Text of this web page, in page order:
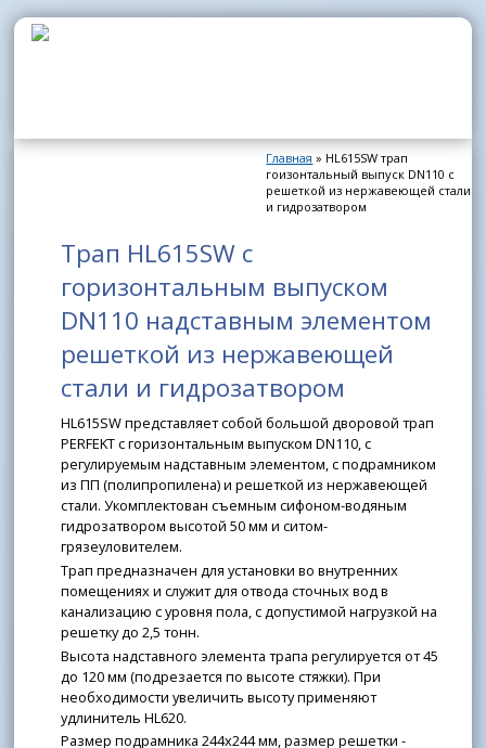
Перейти к основному содержанию
Вы здесь
Главная » HL615SW трап
гоизонтальный выпуск DN110 с
решеткой из нержавеющей стали
и гидрозатвором
Трап HL615SW с
горизонтальным выпуском
DN110 надставным элементом
решеткой из нержавеющей
стали и гидрозатвором
HL615SW представляет собой большой дворовой трап
PERFEKT с горизонтальным выпуском DN110, с
регулируемым надставным элементом, с подрамником
из ПП (полипропилена) и решеткой из нержавеющей
стали. Укомплектован съемным сифоном-водяным
гидрозатвором высотой 50 мм и ситом-
грязеуловителем.
Трап предназначен для установки во внутренних
помещениях и служит для отвода сточных вод в
канализацию с уровня пола, с допустимой нагрузкой на
решетку до 2,5 тонн.
Высота надставного элемента трапа регулируется от 45
до 120 мм (подрезается по высоте стяжки). При
необходимости увеличить высоту применяют
удлинитель HL620.
Размер подрамника 244x244 мм, размер решетки -